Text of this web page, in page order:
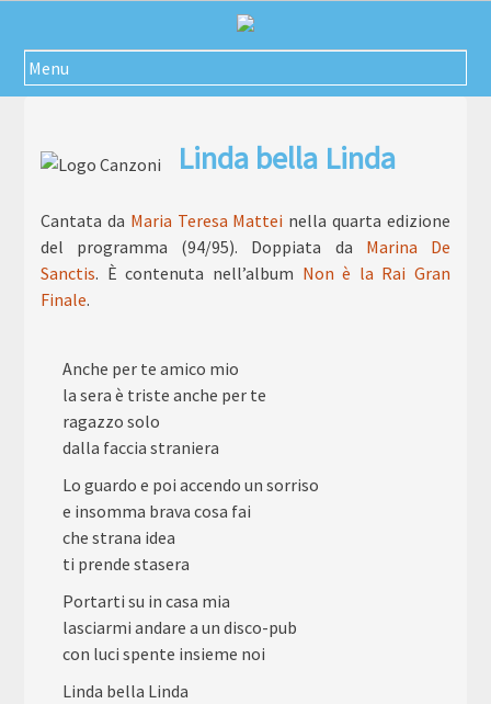
contenuto
Menu
Linda bella Linda
Cantata da Maria Teresa Mattei nella quarta edizione
del programma (94/95). Doppiata da Marina De
Sanctis. È contenuta nell’album Non è la Rai Gran
Finale.
Anche per te amico mio
la sera è triste anche per te
ragazzo solo
dalla faccia straniera
Lo guardo e poi accendo un sorriso
e insomma brava cosa fai
che strana idea
ti prende stasera
Portarti su in casa mia
lasciarmi andare a un disco-pub
con luci spente insieme noi
Linda bella Linda